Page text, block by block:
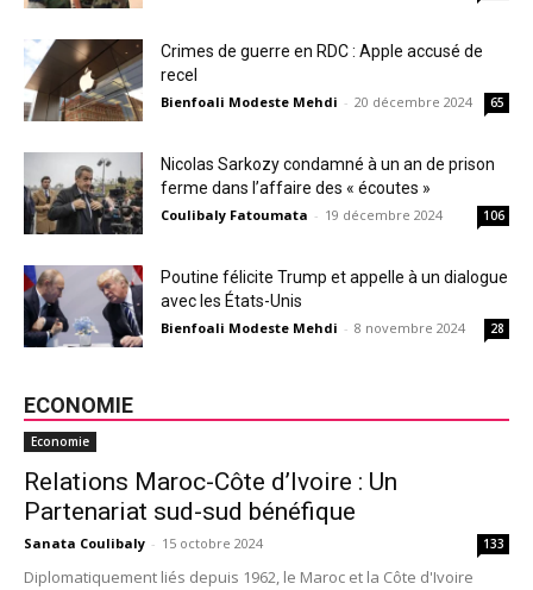
Crimes de guerre en RDC : Apple accusé de
recel
Bienfoali Modeste Mehdi - 20 décembre 2024 65
Nicolas Sarkozy condamné à un an de prison
ferme dans l’affaire des « écoutes »
Coulibaly Fatoumata - 19 décembre 2024 106
Poutine félicite Trump et appelle à un dialogue
avec les États-Unis
Bienfoali Modeste Mehdi - 8 novembre 2024 28
ECONOMIE
Economie
Relations Maroc-Côte d’Ivoire : Un
Partenariat sud-sud bénéfique
Sanata Coulibaly - 15 octobre 2024 133
Diplomatiquement liés depuis 1962, le Maroc et la Côte d'Ivoire